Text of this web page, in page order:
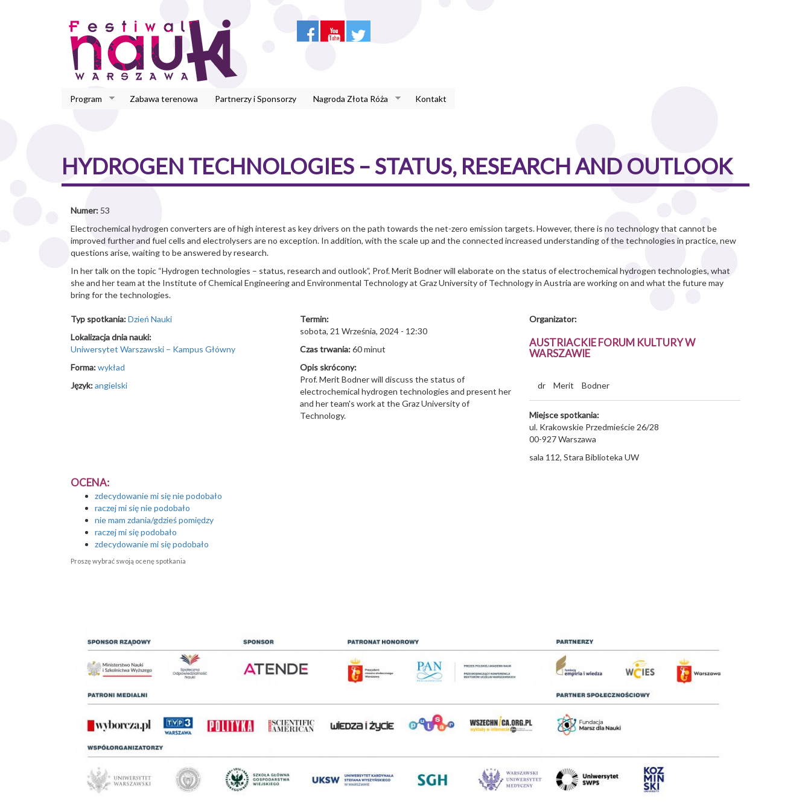
Program Zabawa terenowa Partnerzy i Sponsorzy Nagroda Złota Róża Kontakt
HYDROGEN TECHNOLOGIES – STATUS, RESEARCH AND OUTLOOK
Numer: 53
Electrochemical hydrogen converters are of high interest as key drivers on the path towards the net-zero emission targets. However, there is no technology that cannot be
improved further and fuel cells and electrolysers are no exception. In addition, with the scale up and the connected increased understanding of the technologies in practice, new
questions arise, waiting to be answered by research.
In her talk on the topic “Hydrogen technologies – status, research and outlook”, Prof. Merit Bodner will elaborate on the status of electrochemical hydrogen technologies, what
she and her team at the Institute of Chemical Engineering and Environmental Technology at Graz University of Technology in Austria are working on and what the future may
bring for the technologies.
Typ spotkania:Dzień Nauki
Lokalizacja dnia nauki:
Uniwersytet Warszawski – Kampus Główny
Forma:wykład
Język:angielski
Termin:
sobota, 21 Września, 2024 - 12:30
Czas trwania:60 minut
Opis skrócony:
Prof. Merit Bodner will discuss the status of
electrochemical hydrogen technologies and present her
and her team's work at the Graz University of
Technology.
Organizator:
AUSTRIACKIE FORUM KULTURY W
WARSZAWIE
dr Merit Bodner
Miejsce spotkania:
ul. Krakowskie Przedmieście 26/28
00-927Warszawa
sala 112, Stara Biblioteka UW
OCENA:
zdecydowanie mi się nie podobało
raczej mi się nie podobało
nie mam zdania/gdzieś pomiędzy
raczej mi się podobało
zdecydowanie mi się podobało
Proszę wybrać swoją ocenę spotkania